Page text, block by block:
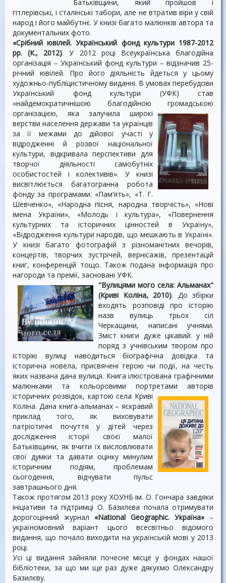
Батьківщини, який пройшов і
гітлерівські, і сталінські табори, але не втратив віри у свій
народ і його майбутнє. У книзі багато малюнків автора та
документальних фото.
«Срібний ювілей. Український фонд культури 1987-2012
рр. (К., 2012). У 2012 році Всеукраїнська благодійна
організація – Український фонд культури – відзначив 25-
річний ювілей. Про його діяльність йдеться у цьому
художньо-публіцистичному виданні. В умовах перебудови
Український фонд культури (УФК) став
«найдемократичнішою благодійною громадською
організацією, яка залучила широкі
верстви населення держави та українців
за її межами до дійової участі у
відродженні й розвої національної
культури, відкривала перспективи для
творчої діяльності самобутніх
особистостей і колективів». У книзі
висвітлюється багатогранна робота
фонду за програмами: «Пам’ять», «Т. Г.
Шевченко», «Народна пісня, народна творчість», «Нові
імена України», «Молодь і культура», «Повернення
культурних та історичних цінностей в Україну»,
«Відродження культури народів, що мешкають в Україні».
У книзі багато фотографій з різноманітних вечорів,
концертів, творчих зустрічей, вернісажів, презентацій
книг, конференцій тощо. Також подана інформація про
нагороди та премії, засновані УФК.
"Вулицями мого села: Альманах"
(Криві Коліна, 2010). До збірки
входять розповіді про історію
назв вулиць трьох сіл
Черкащини, написані учнями.
Зміст книги дуже цікавий: у ній
поряд з учнівським твором про
історію вулиці наводиться біографічна довідка та
історична новела, присвячені герою чи події, на честь
яких названа дана вулиця. Книга ілюстрована графічними
малюнками та кольоровими портретами авторів
історичних розвідок, картою села Криві
Коліна. Дана книга-альманах – яскравий
приклад того, як виховувати
патріотичні почуття у дітей через
дослідження історії своєї малої
Батьківщини, як вчити їх висловлювати
свої думки та давати оцінку минулим
історичним подіям, проблемам
сьогодення, відчувати пульс
завтрашнього дня.
Також протягом 2013 року ХОУНБ ім. О. Гончара завдяки
ініціативи та підтримці О. Базилєва почала отримувати
дорогоцінний журнал «National Geographic. Україна» –
україномовний варіант цього всесвітньо відомого
видання, що почало виходити на українській мові у 2013
році.
Усі ці видання зайняли почесне місце у фондах нашої
бібліотеки, за що ми ще раз дуже дякуємо Олександру
Базилєву.